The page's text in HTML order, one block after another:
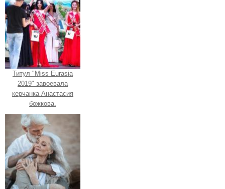
Титул "Miss Eurasia
2019" завоевала
керчанка Анастасия
божкова.